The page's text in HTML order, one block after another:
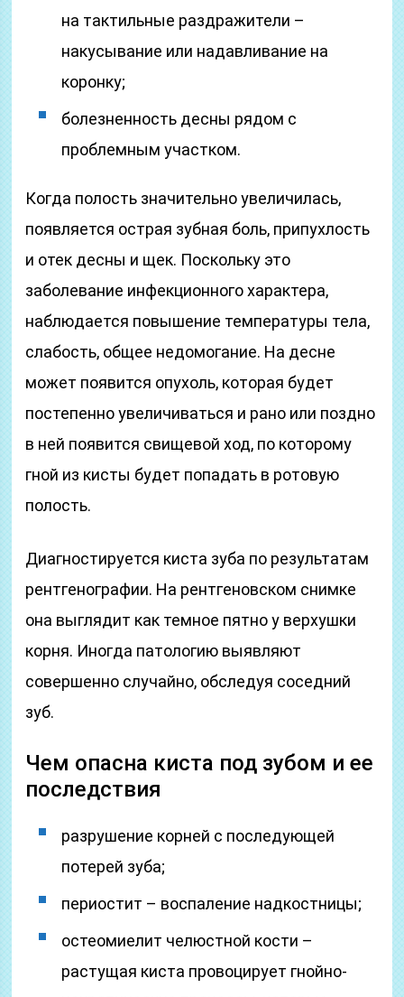
на тактильные раздражители –
накусывание или надавливание на
коронку;
болезненность десны рядом с
проблемным участком.
Когда полость значительно увеличилась,
появляется острая зубная боль, припухлость
и отек десны и щек. Поскольку это
заболевание инфекционного характера,
наблюдается повышение температуры тела,
слабость, общее недомогание. На десне
может появится опухоль, которая будет
постепенно увеличиваться и рано или поздно
в ней появится свищевой ход, по которому
гной из кисты будет попадать в ротовую
полость.
Диагностируется киста зуба по результатам
рентгенографии. На рентгеновском снимке
она выглядит как темное пятно у верхушки
корня. Иногда патологию выявляют
совершенно случайно, обследуя соседний
зуб.
Чем опасна киста под зубом и ее
последствия
разрушение корней с последующей
потерей зуба;
периостит – воспаление надкостницы;
остеомиелит челюстной кости –
растущая киста провоцирует гнойно-